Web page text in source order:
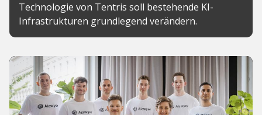
Technologie von Tentris soll bestehende KI-
Infrastrukturen grundlegend verändern.